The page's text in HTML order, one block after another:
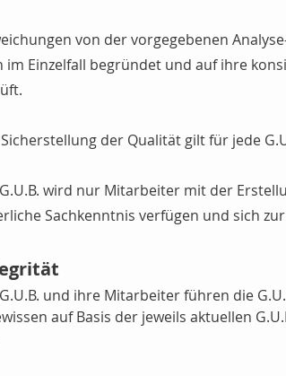
von der vorgegebenen
im Einzelfall begründet und auf ihre
der Qualität gilt für jede
wird nur Mitarbeiter mit der
Sachkenntnis verfügen und sich
und ihre Mitarbeiter führen die
auf Basis der jeweils aktuellen